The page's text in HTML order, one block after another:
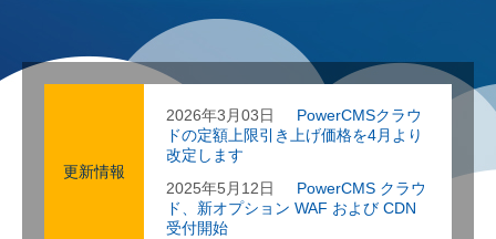
更新情報
2026年3月03日
PowerCMSクラウ
ドの定額上限引き上げ価格を4月より
改定します
2025年5月12日
PowerCMS クラウ
ド、新オプション WAF および CDN
受付開始